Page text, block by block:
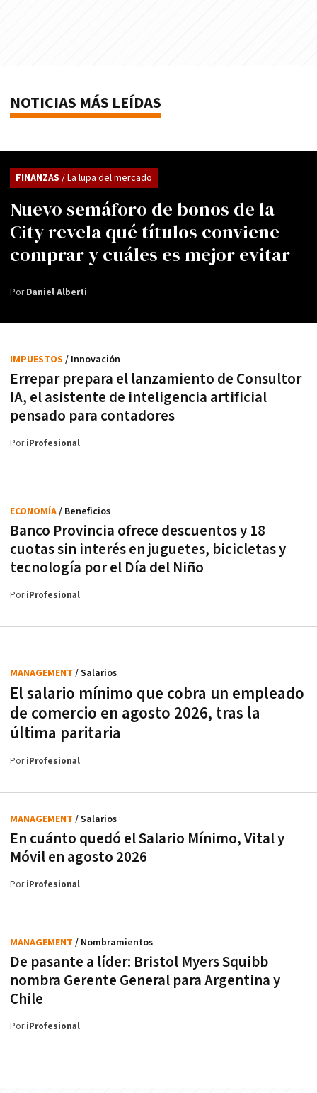
NOTICIAS MÁS LEÍDAS
Nuevo semáforo de bonos de la
City revela qué títulos conviene
comprar y cuáles es mejor evitar
FINANZAS / La lupa del mercado
PorDaniel Alberti
Errepar prepara el lanzamiento de Consultor
IA, el asistente de inteligencia artificial
pensado para contadores
IMPUESTOS / Innovación
PoriProfesional
Banco Provincia ofrece descuentos y 18
cuotas sin interés en juguetes, bicicletas y
tecnología por el Día del Niño
ECONOMÍA/ Beneficios
PoriProfesional
El salario mínimo que cobra un empleado
de comercio en agosto 2026, tras la
última paritaria
MANAGEMENT / Salarios
PoriProfesional
En cuánto quedó el Salario Mínimo, Vital y
Móvil en agosto 2026
MANAGEMENT / Salarios
PoriProfesional
De pasante a líder: Bristol Myers Squibb
nombra Gerente General para Argentina y
Chile
MANAGEMENT / Nombramientos
PoriProfesional